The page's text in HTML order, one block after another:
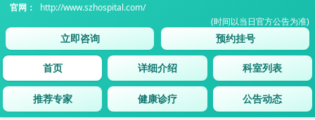
官网：
http://www.szhospital.com/
(时间以当日官方公告为准)
立即咨询 预约挂号
首页 详细介绍 科室列表
推荐专家 健康诊疗 公告动态